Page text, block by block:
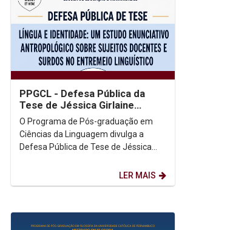
PPGCL - Defesa Pública da
Tese de Jéssica Girlaine
Guimarães Leal
O Programa de Pós-graduação em
Ciências da Linguagem divulga a
Defesa Pública de Tese de Jéssica
LER MAIS